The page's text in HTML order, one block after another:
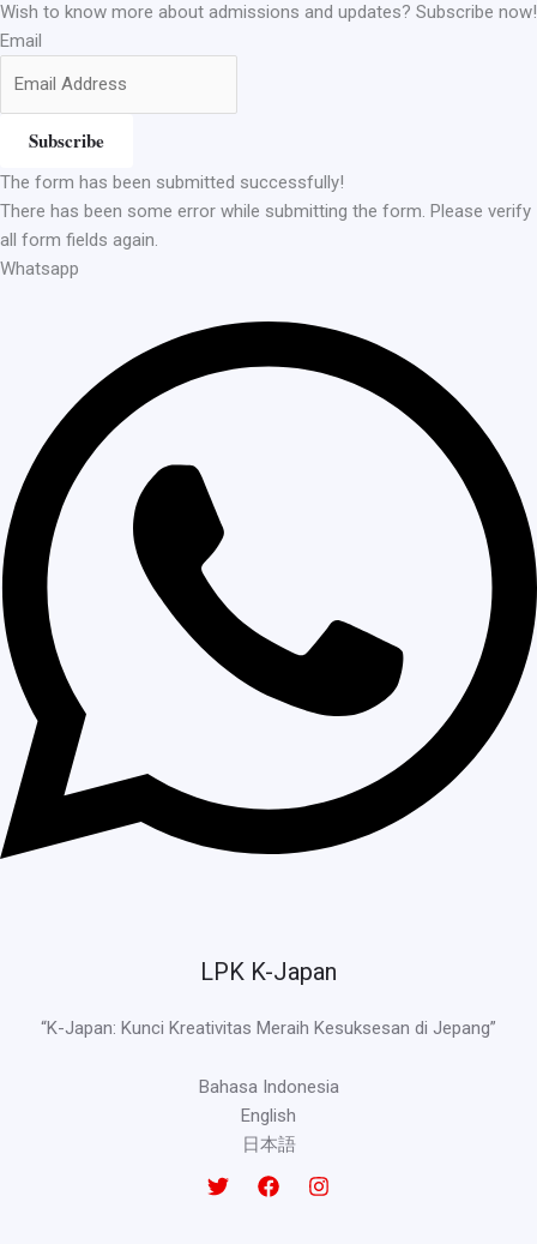
Wish to know more about admissions and updates? Subscribe now!
Email
Subscribe
The form has been submitted successfully!
There has been some error while submitting the form. Please verify
all form fields again.
Whatsapp
LPK K-Japan
“K-Japan: Kunci Kreativitas Meraih Kesuksesan di Jepang”
Bahasa Indonesia
English
日本語